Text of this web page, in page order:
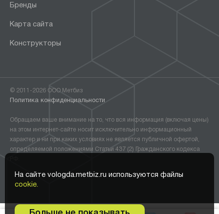
На сайте vologda.metbiz.ru используются файлы
cookie.
Бренды
Карта сайта
Конструкторы
© 2011-2026 ООО Метбиз
Политика конфиденциальности
Обращаем ваше внимание на то, что вся информация (включая цены)
на этом интернет-сайте носит исключительно информационный
характер и ни при каких условиях не является публичной офертой,
определяемой положениями Статьи 437 (2) Гражданского кодекса